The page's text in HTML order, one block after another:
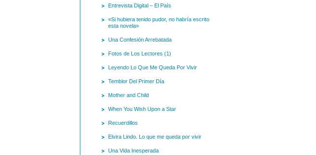
Entrevista Digital – El País
«Si hubiera tenido pudor, no habría escrito
esta novela»
Una Confesión Arrebatada
Fotos de Los Lectores (1)
Leyendo Lo Que Me Queda Por Vivir
Temblor Del Primer Día
Mother and Child
When You Wish Upon a Star
Recuerdillos
Elvira Lindo. Lo que me queda por vivir
Una Vida Inesperada